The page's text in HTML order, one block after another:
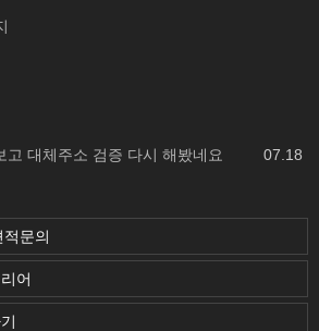
07.18
고 대체주소 검증 다시 해봤네요
적문의
어